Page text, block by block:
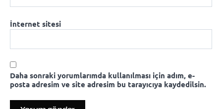
İnternet sitesi
Daha sonraki yorumlarımda kullanılması için adım, e-
posta adresim ve site adresim bu tarayıcıya kaydedilsin.